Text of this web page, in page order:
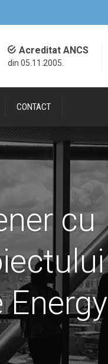
Acreditat ANCS
din 05.11.2005.
CONTACT
cu